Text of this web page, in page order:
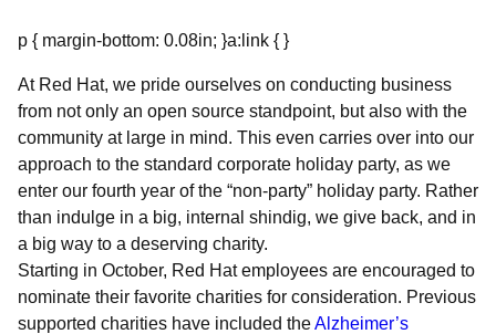
p { margin-bottom: 0.08in; }a:link { }
At Red Hat, we pride ourselves on conducting business
from not only an open source standpoint, but also with the
community at large in mind. This even carries over into our
approach to the standard corporate holiday party, as we
enter our fourth year of the “non-party” holiday party. Rather
than indulge in a big, internal shindig, we give back, and in
a big way to a deserving charity.
Starting in October, Red Hat employees are encouraged to
nominate their favorite charities for consideration. Previous
supported charities have included theAlzheimer’s